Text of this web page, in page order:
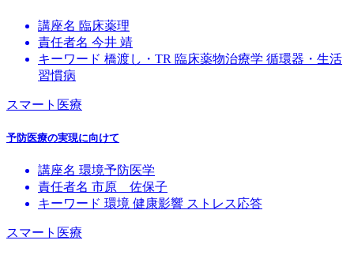
講座名 臨床薬理
責任者名 今井 靖
キーワード 橋渡し・TR 臨床薬物治療学 循環器・生活
習慣病
スマート医療
予防医療の実現に向けて
講座名 環境予防医学
責任者名 市原 佐保子
キーワード 環境 健康影響 ストレス応答
スマート医療